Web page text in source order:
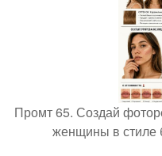
Промт 65. Создай
женщины в стиле